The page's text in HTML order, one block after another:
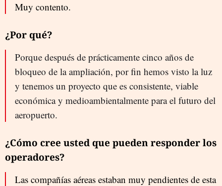
Muy contento.
¿Por qué?
Porque después de prácticamente cinco años de
bloqueo de la ampliación, por fin hemos visto la luz
y tenemos un proyecto que es consistente, viable
económica y medioambientalmente para el futuro del
aeropuerto.
¿Cómo cree usted que pueden responder los
operadores?
Las compañías aéreas estaban muy pendientes de esta